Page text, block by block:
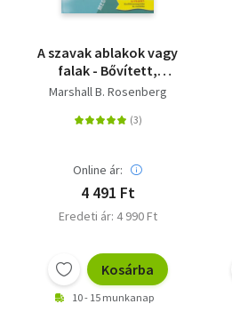
A szavak ablakok vagy
falak - Bővített,
javított kiadás
Marshall B. Rosenberg
Online ár:
4 491 Ft
Eredeti ár: 4 990 Ft
Kosárba
10 - 15 munkanap